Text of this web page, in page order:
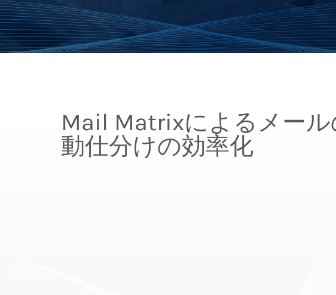
Mail Matrixによるメール
動仕分けの効率化